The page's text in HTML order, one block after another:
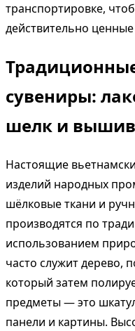
транспортировке,
действительно
сувениры:
шелк и
Настоящие
изделий народных
шёлковые ткани и
производятся по
использованием
часто служит дерево,
который затем
предметы — это
панели и картины.